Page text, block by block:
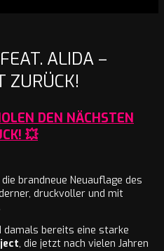
ALIDA –
ZURÜCK!
DEN NÄCHSTEN
💥
brandneue Neuauflage des
druckvoller und mit
damals bereits eine starke
, die jetzt nach vielen Jahren